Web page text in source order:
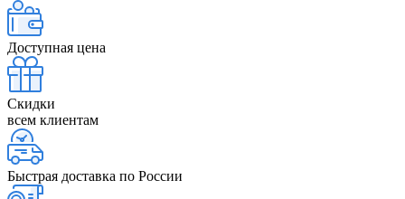
Доступная цена
Скидки
всем клиентам
Быстрая доставка по России